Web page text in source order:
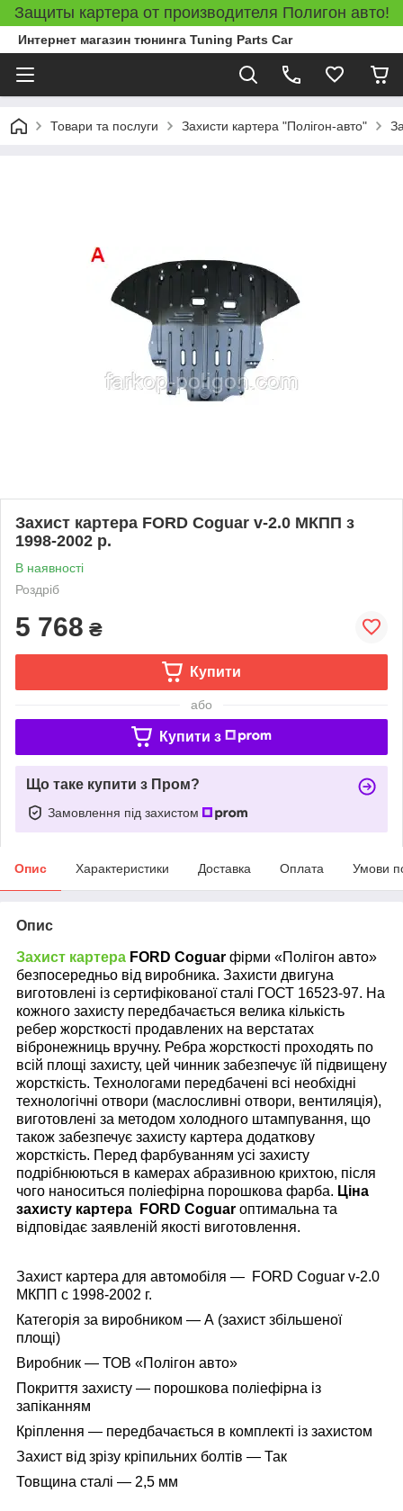
Защиты картера от производителя Полигон авто!
Интернет магазин тюнинга Tuning Parts Car
Товари та послуги Захисти картера "Полігон-авто"
Захист картера FORD Coguar v-2.0 МКПП з
1998-2002 р.
В наявності
Роздріб
5 768 ₴
Купити
або
Купити з
Що таке купити з Пром?
Замовлення під захистом
Опис Характеристики Доставка Оплата Умови
Опис
Захист картера FORD Coguar фірми «Полігон авто»
безпосередньо від виробника. Захисти двигуна
виготовлені із сертифікованої сталі ГОСТ 16523-97. На
кожного захисту передбачається велика кількість
ребер жорсткості продавлених на верстатах
вібронежниць вручну. Ребра жорсткості проходять по
всій площі захисту, цей чинник забезпечує їй підвищену
жорсткість. Технологами передбачені всі необхідні
технологічні отвори (маслосливні отвори, вентиляція),
виготовлені за методом холодного штампування, що
також забезпечує захисту картера додаткову
жорсткість. Перед фарбуванням усі захисту
подрібнюються в камерах абразивною крихтою, після
чого наноситься поліефірна порошкова фарба. Ціна
захисту картера
FORD Coguar оптимальна та
відповідає заявленій якості виготовлення.
Захист картера для автомобіля — FORD Coguar v-2.0
МКПП с 1998-2002 г.
Категорія за виробником — А (захист збільшеної
площі)
Виробник — ТОВ «Полігон авто»
Покриття захисту — порошкова поліефірна із
запіканням
Кріплення — передбачається в комплекті із захистом
Захист від зрізу кріпильних болтів — Так
Товщина сталі — 2,5 мм